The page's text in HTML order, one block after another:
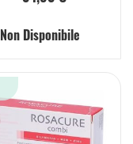
Non Disponibile